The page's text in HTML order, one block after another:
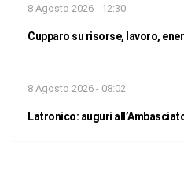
8 Agosto 2026 - 12:30
Cupparo su risorse, lavoro,
8 Agosto 2026 - 08:02
Latronico: auguri